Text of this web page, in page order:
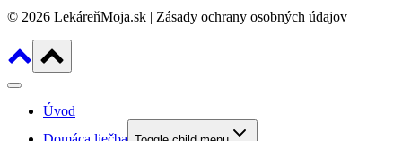
© 2026 LekáreňMoja.sk | Zásady ochrany osobných údajov
Úvod